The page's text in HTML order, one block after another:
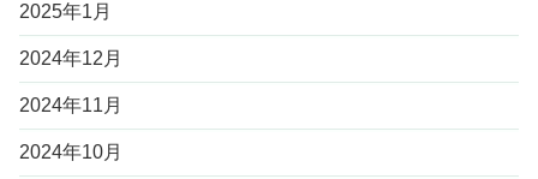
2025年1月
2024年12月
2024年11月
2024年10月